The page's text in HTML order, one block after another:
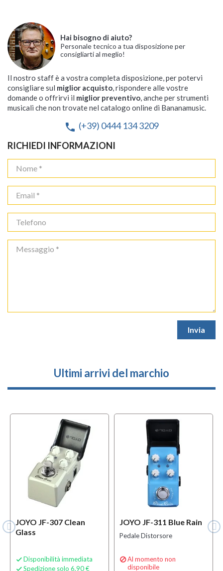
Hai bisogno di aiuto?
Personale tecnico a tua disposizione per
consigliarti al meglio!
Il nostro staff è a vostra completa disposizione, per potervi
consigliare sul miglior acquisto, rispondere alle vostre
domande o offrirvi il miglior preventivo, anche per strumenti
musicali che non trovate nel catalogo online di Bananamusic.
phone (+39) 0444 134 3209
RICHIEDI INFORMAZIONI
Ultimi arrivi del marchio
JOYO JF-307 Clean
Glass
 Disponibilità immediata
 Spedizione solo 6,90 €
JOYO JF-311 Blue Rain
Pedale Distorsore
Al momento non
disponibile